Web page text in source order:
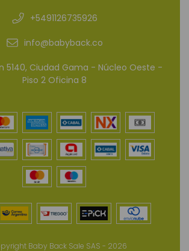
+5491126735926
info@babyback.co
5140, Ciudad Gama - Núcleo Oeste -
Piso 2 Oficina 8
Baby Back Sale SAS - 2026